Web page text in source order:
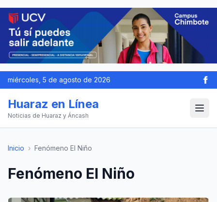
miércoles, 5 de agosto de 2026
Huaraz en Línea
Noticias de Huaraz y Áncash
Inicio › Fenómeno El Niño
Fenómeno El Niño